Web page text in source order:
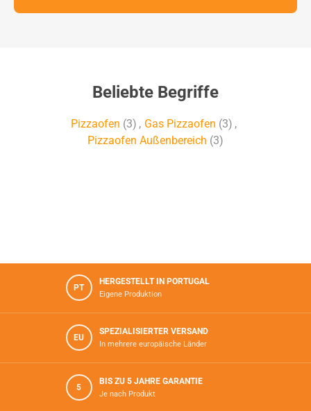
Beliebte Begriffe
Pizzaofen (3) , Gas Pizzaofen (3) ,
Pizzaofen Außenbereich (3)
PT
HERGESTELLT IN PORTUGAL
Eigene Produktion
EU
SPEZIALISIERTER VERSAND
In mehrere europäische Länder
5
BIS ZU 5 JAHRE GARANTIE
Je nach Produkt